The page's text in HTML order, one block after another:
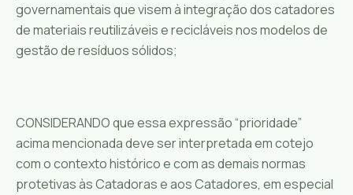
governamentais que visem à integração dos catadores
de materiais reutilizáveis e recicláveis nos modelos de
gestão de resíduos sólidos;
CONSIDERANDO que essa expressão “prioridade”
acima mencionada deve ser interpretada em cotejo
com o contexto histórico e com as demais normas
protetivas às Catadoras e aos Catadores, em especial